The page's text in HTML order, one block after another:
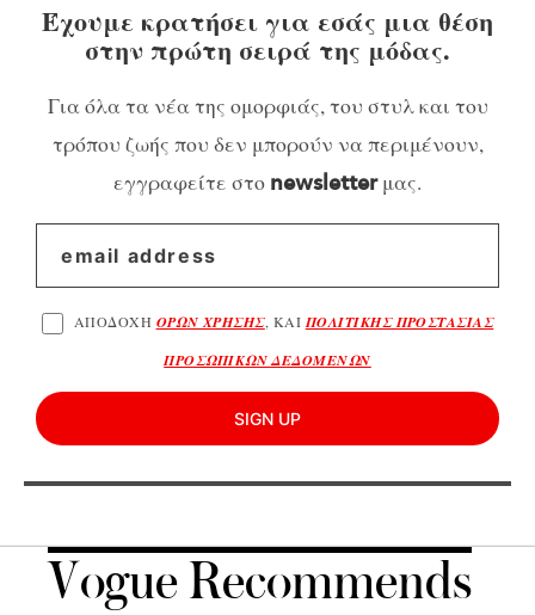
Έχουμε κρατήσει για εσάς μια θέση
στην πρώτη σειρά της μόδας.
Για όλα τα νέα της ομορφιάς, του στυλ και του
τρόπου ζωής που δεν μπορούν να περιμένουν,
εγγραφείτε στο newsletterμας.
ΑΠΟΔΟΧΗ ΟΡΩΝ ΧΡΗΣΗΣ, ΚΑΙ ΠΟΛΙΤΙΚΗΣ ΠΡΟΣΤΑΣΙΑΣ
ΠΡΟΣΩΠΙΚΩΝ ΔΕΔΟΜΕΝΩΝ
SIGN UP
Vogue Recommends